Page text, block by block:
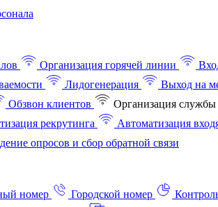
Организация горячей линии
Лидогенерация
Выход на
Обзвон клиентов
Организация
рекрутинга
Автоматизация
опросов и сбор обратной связи
номер Городской номер